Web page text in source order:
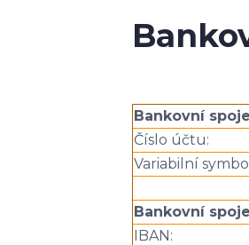
Bankovní
Číslo účtu:
Variabilní
Bankovní
IBAN: